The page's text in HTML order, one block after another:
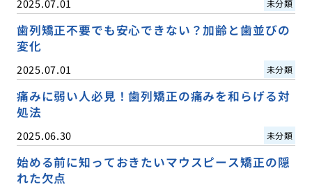
2025.07.01 未分類
歯列矯正不要でも安心できない？加齢と歯並びの
変化
2025.07.01 未分類
痛みに弱い人必見！歯列矯正の痛みを和らげる対
処法
2025.06.30 未分類
始める前に知っておきたいマウスピース矯正の隠
れた欠点